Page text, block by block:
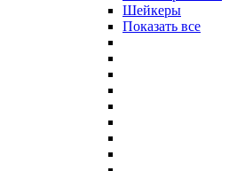
Шейкеры
Показать все